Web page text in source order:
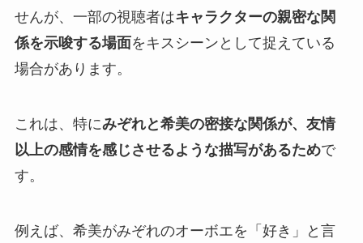
せんが、一部の視聴者はキャラクターの親密な関
係を示唆する場面をキスシーンとして捉えている
場合があります。
これは、特にみぞれと希美の密接な関係が、友情
以上の感情を感じさせるような描写があるためで
す。
例えば、希美がみぞれのオーボエを「好き」と言